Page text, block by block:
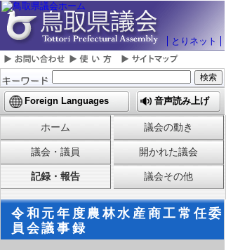
とりネット
Foreign Languages 音声読み上げ
ホーム 議会の動き
議会・議員 開かれた議会
記録・報告 議会その他
令和元年度農林水産商工常任委
員会議事録